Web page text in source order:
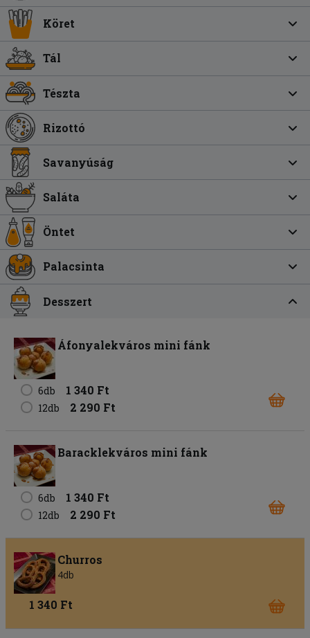
Köret
Tál
Tészta
Rizottó
Savanyúság
Saláta
Öntet
Palacsinta
Desszert
Áfonyalekváros mini fánk
6db 1 340 Ft
12db 2 290 Ft
Baracklekváros mini fánk
6db 1 340 Ft
12db 2 290 Ft
Churros
4db
1 340 Ft